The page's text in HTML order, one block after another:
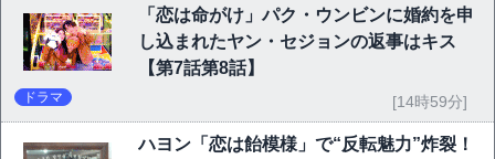
「恋は命がけ」パク・ウンビンに婚約を申
し込まれたヤン・セジョンの返事はキス
【第7話第8話】
ドラマ [14時59分]
ハヨン「恋は飴模様」で“反転魅力”炸裂！